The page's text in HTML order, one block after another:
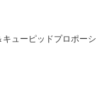
ューピッドプロポーシ